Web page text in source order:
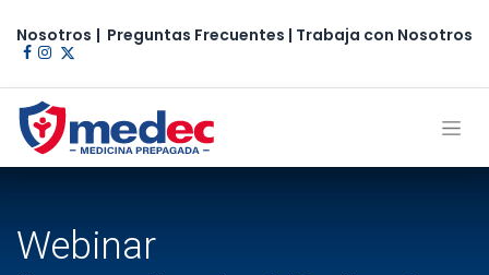
Nosotros | Preguntas Frecuentes | Trabaja con Nosotros​
Webinar